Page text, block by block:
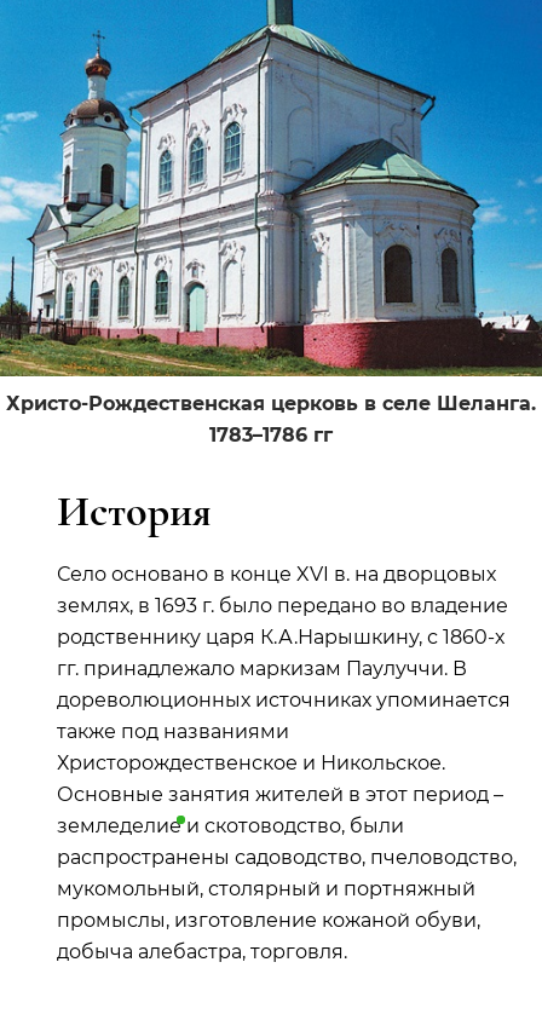
Христо-Рождественская церковь в селе Шеланга.
1783–1786 гг
История
Село основано в конце XVI в. на дворцовых
землях, в 1693 г. было передано во владение
родственнику царя К.А.Нарышкину, с 1860-х
гг. принадлежало маркизам Паулуччи. В
дореволюционных источниках упоминается
также под названиями
Христорождественское и Никольское.
Основные занятия жителей в этот период –
земледелиеи скотоводство, были
распространены садоводство, пчеловодство,
мукомольный, столярный и портняжный
промыслы, изготовление кожаной обуви,
добыча алебастра, торговля.